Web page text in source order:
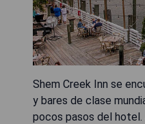
Shem Creek Inn se
y bares de clase
pocos pasos del